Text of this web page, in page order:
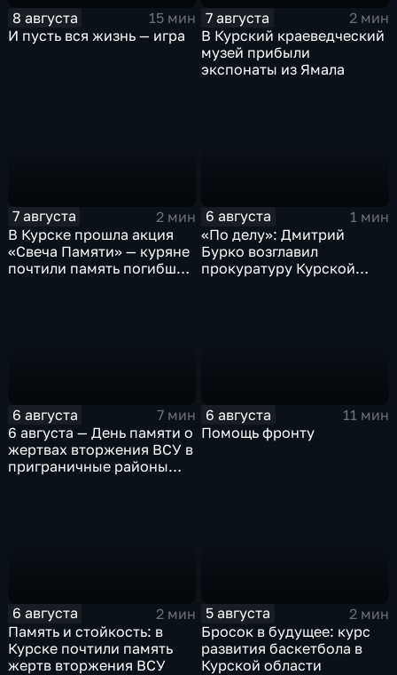
8 августа
15 мин
И пусть вся жизнь — игра
7 августа
2 мин
В Курский краеведческий
музей прибыли
экспонаты из Ямала
7 августа
2 мин
В Курске прошла акция
«Свеча Памяти» — куряне
почтили память погибших
6 августа
1 мин
«По делу»: Дмитрий
Бурко возглавил
прокуратуру Курской
6 августа
7 мин
6 августа — День памяти о
жертвах вторжения ВСУ в
приграничные районы
6 августа
11 мин
Помощь фронту
6 августа
2 мин
Память и стойкость: в
Курске почтили память
жертв вторжения ВСУ
5 августа
2 мин
Бросок в будущее: курс
развития баскетбола в
Курской области